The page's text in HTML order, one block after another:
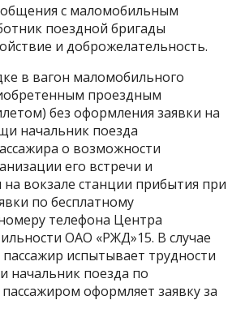
общения с маломобильным
поездной бригады
и доброжелательность.
в вагон маломобильного
проездным
без оформления заявки на
начальник поезда
о возможности
его встречи и
вокзале станции прибытия при
по бесплатному
телефона Центра
ОАО «РЖД»15. В случае
испытывает трудности
начальник поезда по
оформляет заявку за